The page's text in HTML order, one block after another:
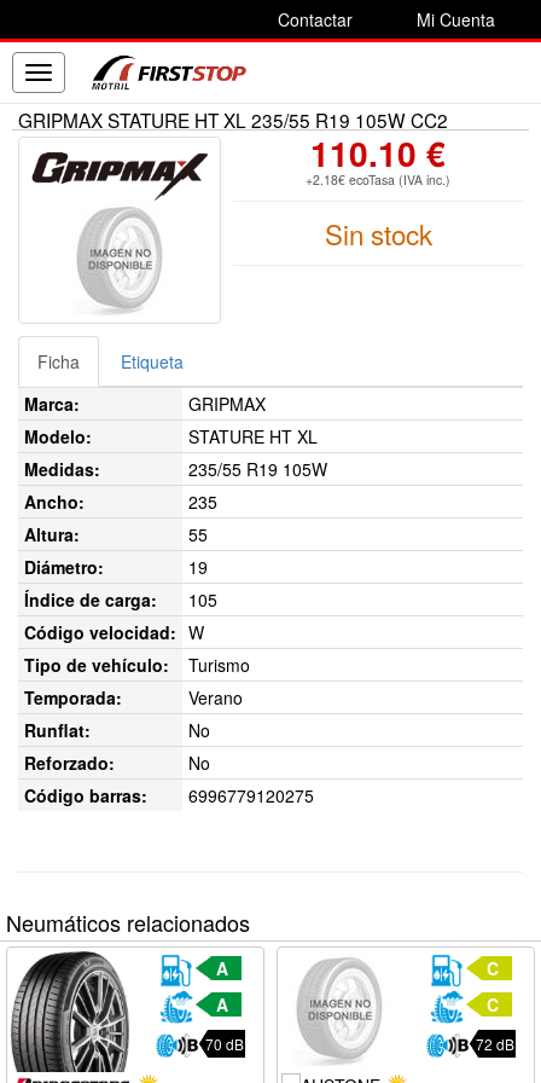
Contactar Mi Cuenta
Toggle
navigation
GRIPMAX STATURE HT XL 235/55 R19 105W CC2
110.10 €
+2.18€ ecoTasa (IVA inc.)
Sin stock
Ficha
Etiqueta
Marca:
GRIPMAX
Modelo:
STATURE HT XL
Medidas:
235/55 R19 105W
Ancho:
235
Altura:
55
Diámetro:
19
Índice de carga:
105
Código velocidad: W
Tipo de vehículo:
Turismo
Temporada:
Verano
Runflat:
No
Reforzado:
No
Código barras:
6996779120275
Neumáticos relacionados
A
A
70 dB
C
C
72 dB